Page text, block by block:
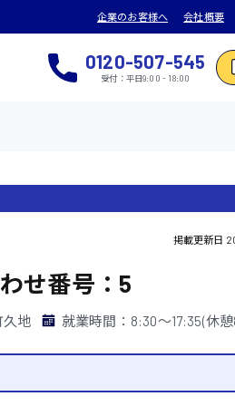
企業のお客様へ 会社概要
0120-507-545
受付：平日9:00 - 18:00
掲載更新日
せ番号：5
久地 就業時間：8:30〜17:35(休